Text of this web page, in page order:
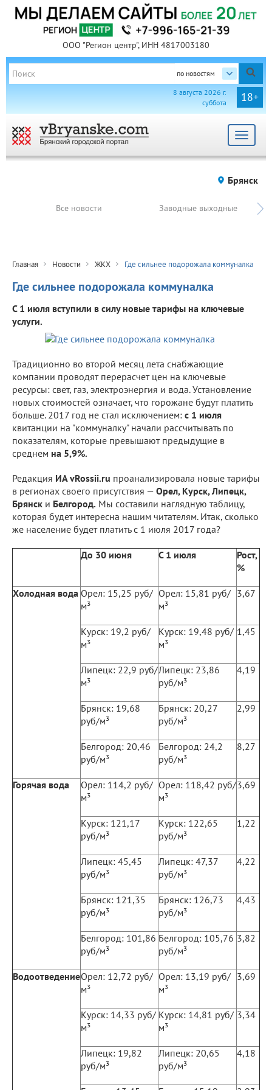
ООО "Регион центр", ИНН 4817003180
по новостям
18+
8 августа 2026 г.
суббота
Toggle
Брянск
Все новости Заводные выходные
Главная Новости ЖКХ Где сильнее подорожала коммуналка
Где сильнее подорожала коммуналка
С 1 июля вступили в силу новые тарифы на ключевые
услуги.
Традиционно во второй месяц лета снабжающие
компании проводят перерасчет цен на ключевые
ресурсы: свет, газ, электроэнергия и вода. Установление
новых стоимостей означает, что горожане будут платить
больше. 2017 год не стал исключением: с 1 июля
квитанции на "коммуналку" начали рассчитывать по
показателям, которые превышают предыдущие в
среднем на 5,9%.
Редакция ИА vRossii.ru проанализировала новые тарифы
в регионах своего присутствия — Орел, Курск, Липецк,
Брянск и Белгород. Мы составили наглядную таблицу,
которая будет интересна нашим читателям. Итак, сколько
же население будет платить с 1 июля 2017 года?
До 30 июня С 1 июля
Рост,
%
Холодная вода Орел: 15,25 руб/
м³
Орел: 15,81 руб/
м³
3,67
Курск: 19,2 руб/
м³
Курск: 19,48 руб/
м³
1,45
Липецк: 22,9 руб/
м³
Липецк: 23,86
руб/м³
4,19
Брянск: 19,68
руб/м³
Брянск: 20,27
руб/м³
2,99
Белгород: 20,46
руб/м³
Белгород: 24,2
руб/м³
8,27
Горячая вода
Орел: 114,2 руб/
м³
Орел: 118,42 руб/
м³
3,69
Курск: 121,17
руб/м³
Курск: 122,65
руб/м³
1,22
Липецк: 45,45
руб/м³
Липецк: 47,37
руб/м³
4,22
Брянск: 121,35
руб/м³
Брянск: 126,73
руб/м³
4,43
Белгород: 101,86
руб/м³
Белгород: 105,76
руб/м³
3,82
ВодоотведениеОрел: 12,72 руб/
м³
Орел: 13,19 руб/
м³
3,69
Курск: 14,33 руб/
м³
Курск: 14,81 руб/
м³
3,34
Липецк: 19,82
руб/м³
Липецк: 20,65
руб/м³
4,18